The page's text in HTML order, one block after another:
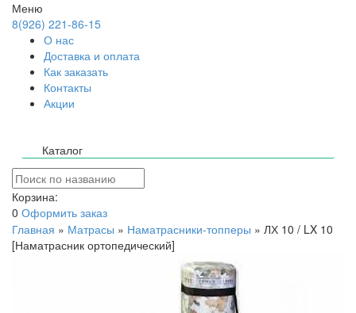
Меню
8(926) 221-86-15
О нас
Доставка и оплата
Как заказать
Контакты
Акции
Каталог
Корзина:
0 Оформить заказ
Главная » Матрасы » Наматрасники-топперы » ЛХ 10 / LX 10
[Наматрасник ортопедический]